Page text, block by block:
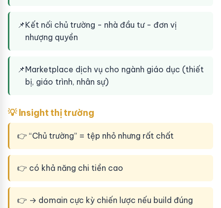
📌Kết nối chủ trường - nhà đầu tư - đơn vị
nhượng quyền
📌Marketplace dịch vụ cho ngành giáo dục (thiết
bị, giáo trình, nhân sự)
💡 Insight thị trường
👉 “Chủ trường” = tệp nhỏ nhưng rất chất
👉 có khả năng chi tiền cao
👉 → domain cực kỳ chiến lược nếu build đúng